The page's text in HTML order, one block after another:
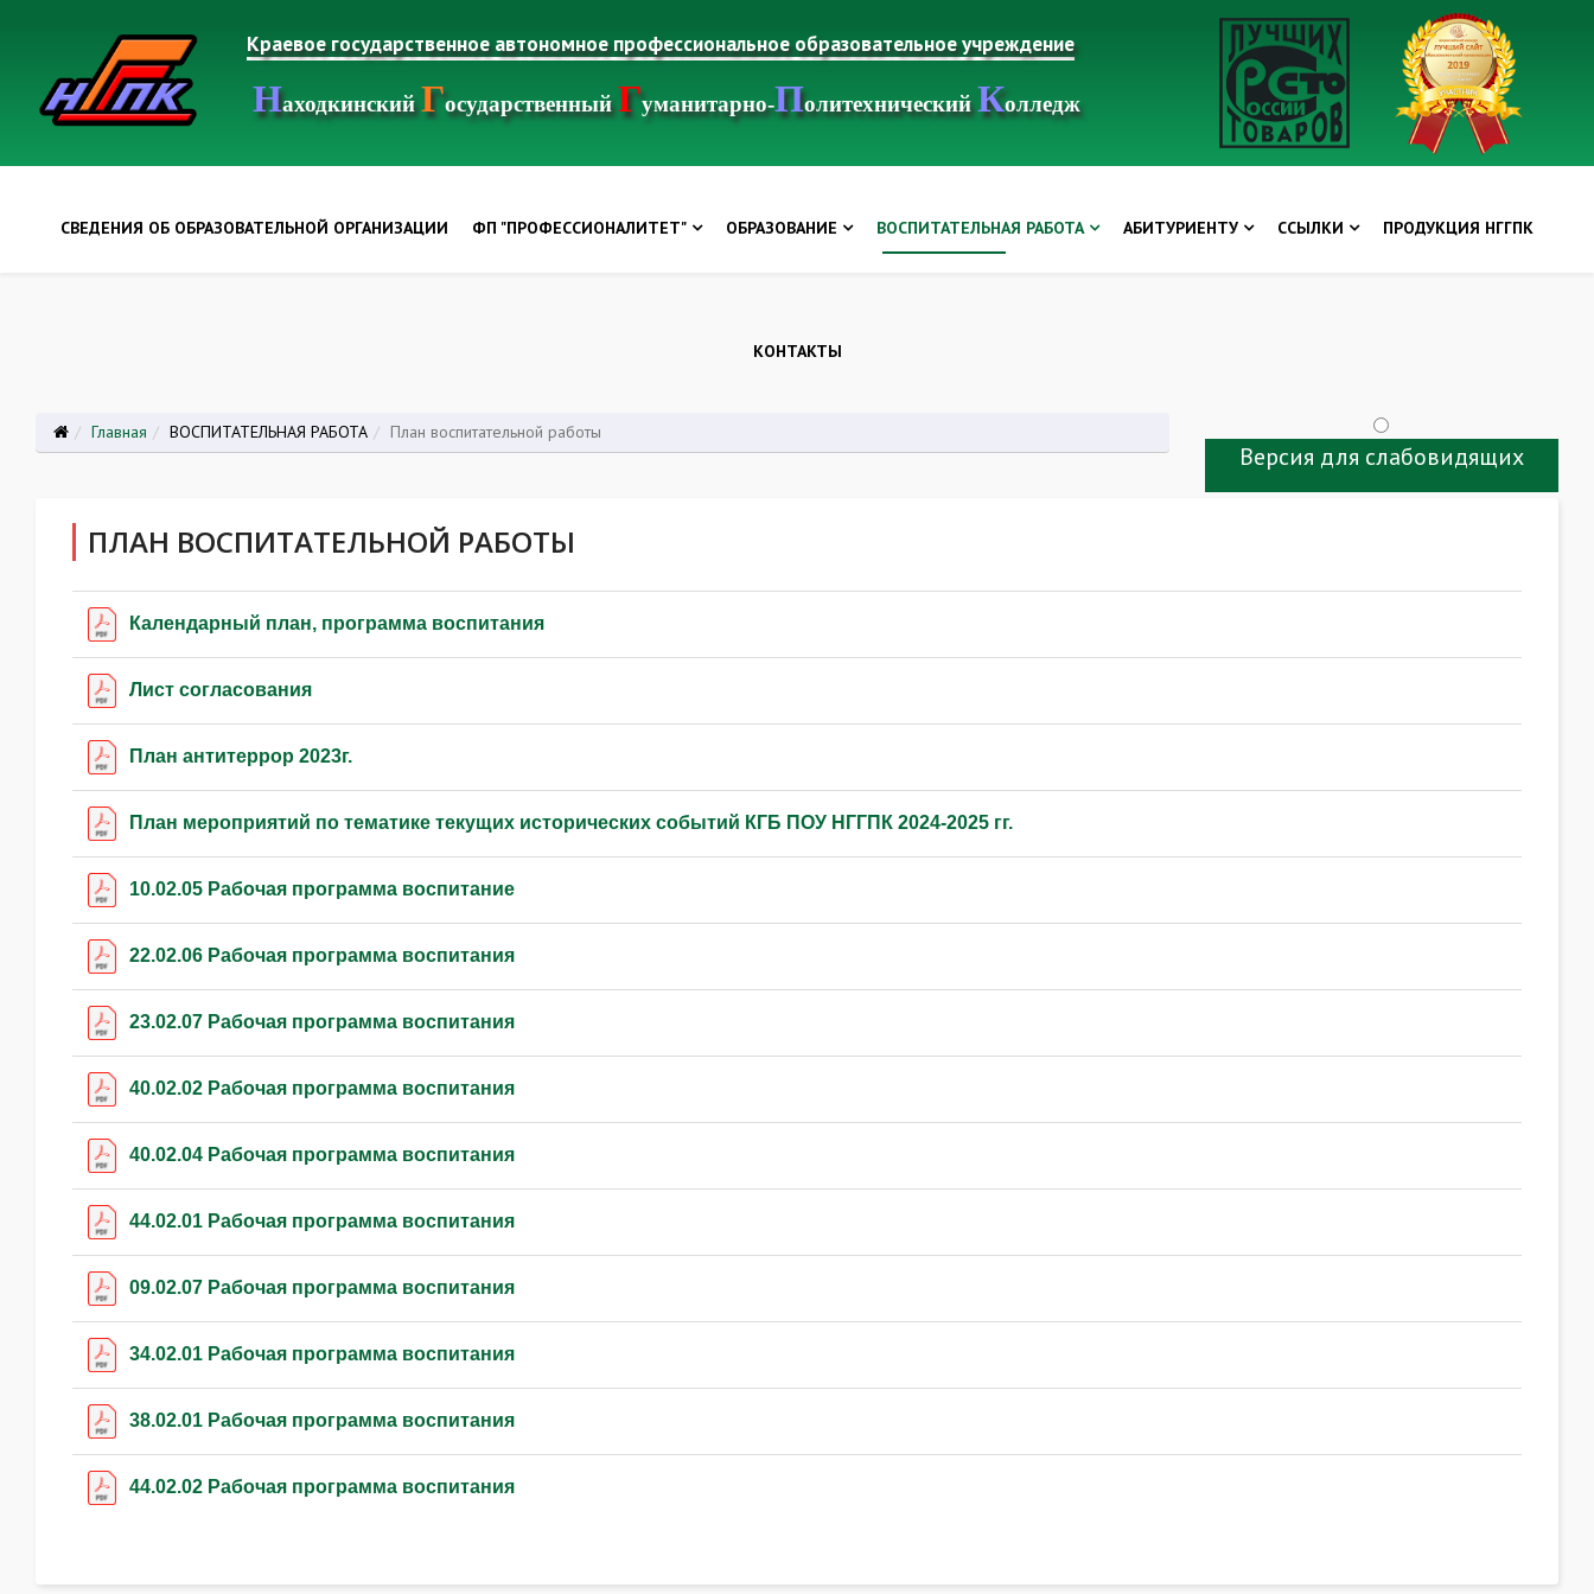
Краевое государственное автономное профессиональное образовательное учреждение
НаходкинскийГосударственныйГуманитарно-ПолитехническийКолледж
СВЕДЕНИЯ ОБ ОБРАЗОВАТЕЛЬНОЙ ОРГАНИЗАЦИИ ФП "ПРОФЕССИОНАЛИТЕТ" ОБРАЗОВАНИЕ ВОСПИТАТЕЛЬНАЯ РАБОТА АБИТУРИЕНТУ ССЫЛКИ ПРОДУКЦИЯ НГГПК
КОНТАКТЫ
Главная ВОСПИТАТЕЛЬНАЯ РАБОТА План воспитательной работы
Версия для слабовидящих
ПЛАН ВОСПИТАТЕЛЬНОЙ РАБОТЫ
Календарный план, программа воспитания
Лист согласования
План антитеррор 2023г.
План мероприятий по тематике текущих исторических событий КГБ ПОУ НГГПК 2024-2025 гг.
10.02.05 Рабочая программа воспитание
22.02.06 Рабочая программа воспитания
23.02.07 Рабочая программа воспитания
40.02.02 Рабочая программа воспитания
40.02.04 Рабочая программа воспитания
44.02.01 Рабочая программа воспитания
09.02.07 Рабочая программа воспитания
34.02.01 Рабочая программа воспитания
38.02.01 Рабочая программа воспитания
44.02.02 Рабочая программа воспитания